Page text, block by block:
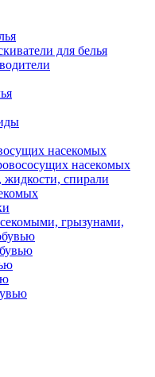
для белья
насекомых
насекомых
спирали
грызунами,